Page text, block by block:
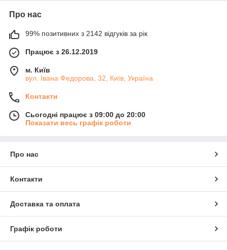
Про нас
99% позитивних з 2142 відгуків за рік
Працює з 26.12.2019
м. Київ
вул. Івана Федорова, 32, Київ, Україна
Контакти
Сьогодні працює з 09:00 до 20:00
Показати весь графік роботи
Про нас
Контакти
Доставка та оплата
Графік роботи